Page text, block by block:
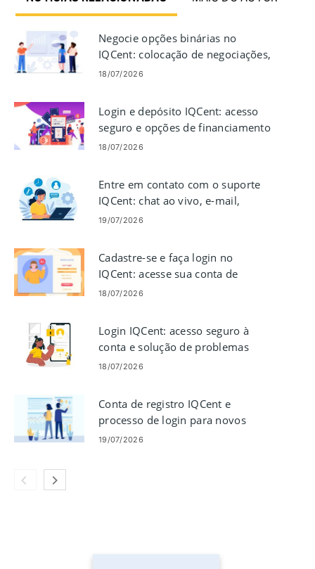
Negocie opções binárias no
IQCent: colocação de negociações,
gráficos e riscos
18/07/2026
Login e depósito IQCent: acesso
seguro e opções de financiamento
18/07/2026
Entre em contato com o suporte
IQCent: chat ao vivo, e-mail,
telefone e opções de ajuda
19/07/2026
Cadastre-se e faça login no
IQCent: acesse sua conta de
negociação
18/07/2026
Login IQCent: acesso seguro à
conta e solução de problemas
18/07/2026
Conta de registro IQCent e
processo de login para novos
usuários
19/07/2026